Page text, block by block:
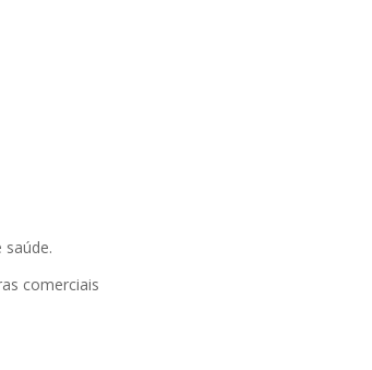
comerciais